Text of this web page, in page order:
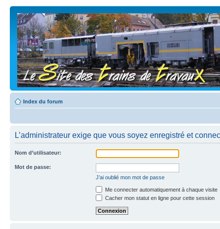
Index du forum
L’administrateur exige que vous soyez enregistré et
Nom d’utilisateur:
Mot de passe:
J’ai oublié mon mot de passe
Me connecter automatiquement à chaque visite
Cacher mon statut en ligne pour cette session